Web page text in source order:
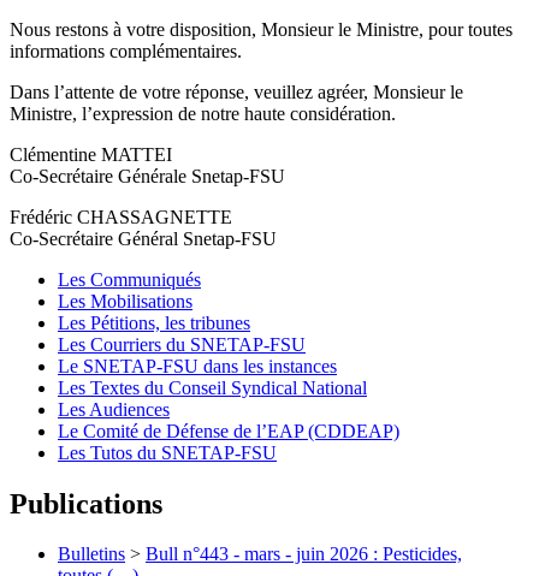
Nous restons à votre disposition, Monsieur le Ministre, pour toutes
informations complémentaires.
Dans l’attente de votre réponse, veuillez agréer, Monsieur le
Ministre, l’expression de notre haute considération.
Clémentine MATTEI
Co-Secrétaire Générale Snetap-FSU
Frédéric CHASSAGNETTE
Co-Secrétaire Général Snetap-FSU
Les Communiqués
Les Mobilisations
Les Pétitions, les tribunes
Les Courriers du SNETAP-FSU
Le SNETAP-FSU dans les instances
Les Textes du Conseil Syndical National
Les Audiences
Le Comité de Défense de l’EAP (CDDEAP)
Les Tutos du SNETAP-FSU
Publications
Bulletins > Bull n°443 - mars - juin 2026 : Pesticides,